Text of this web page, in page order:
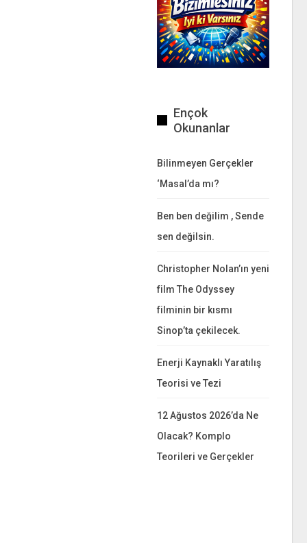
Ençok
Okunanlar
Bilinmeyen Gerçekler
‘Masal’da mı?
Ben ben değilim , Sende
sen değilsin.
Christopher Nolan’ın yeni
film The Odyssey
filminin bir kısmı
Sinop’ta çekilecek.
Enerji Kaynaklı Yaratılış
Teorisi ve Tezi
12 Ağustos 2026’da Ne
Olacak? Komplo
Teorileri ve Gerçekler